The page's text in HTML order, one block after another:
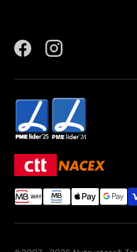
FacebookInstagram